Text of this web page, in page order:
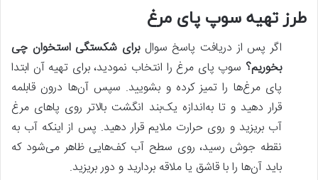
طرز تهیه سوپ پای مرغ
اگر پس‌ از دریافت پاسخ سوالبرای شکستگی استخوان چی
بخوریم؟ سوپ پای مرغ را انتخاب نمودید، برای تهیه آن ابتدا
پای مرغ‌ها را تمیز کرده و بشویید. سپس آن‌ها درون قابلمه
قرار دهید و تا به‌اندازه یک‌بند انگشت بالاتر روی پاهای مرغ
آب بریزید و روی حرارت ملایم قرار دهید. پس‌ از اینکه آب به
نقطه جوش رسید، روی سطح آب کف‌هایی ظاهر می‌شود که
باید آن‌ها را با قاشق یا ملاقه بردارید و دور بریزید.